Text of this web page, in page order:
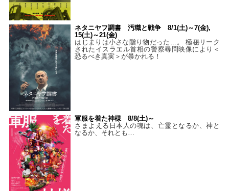
ネタニヤフ調書 汚職と戦争 8/1(土)～7(金),
15(土)～21(金)
はじまりは小さな贈り物だった…。 極秘リーク
されたイスラエル首相の警察尋問映像により＜
恐るべき真実＞が暴かれる！
軍服を着た神様 8/8(土)～
さまよえる日本人の魂は、亡霊となるか、神と
なるか、それとも…